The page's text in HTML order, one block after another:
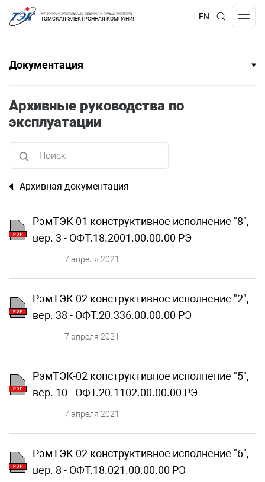
НАУЧНО-ПРОИЗВОДСТВЕННАЯ ПРЕДПРИЯТИЕ
ТОМСКАЯ ЭЛЕКТРОННАЯ КОМПАНИЯ EN
Документация
Архивные руководства по
эксплуатации
Архивная документация
РэмТЭК-01 конструктивное исполнение "8",
вер. 3 - ОФТ.18.2001.00.00.00 РЭ
7 апреля 2021
РэмТЭК-02 конструктивное исполнение "2",
вер. 38 - ОФТ.20.336.00.00.00 РЭ
7 апреля 2021
РэмТЭК-02 конструктивное исполнение "5",
вер. 10 - ОФТ.20.1102.00.00.00 РЭ
7 апреля 2021
РэмТЭК-02 конструктивное исполнение "6",
вер. 8 - ОФТ.18.021.00.00.00 РЭ